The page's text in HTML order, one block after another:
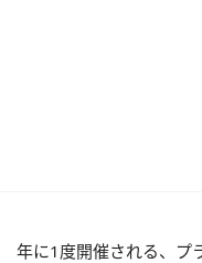
年に1度開催される、プ